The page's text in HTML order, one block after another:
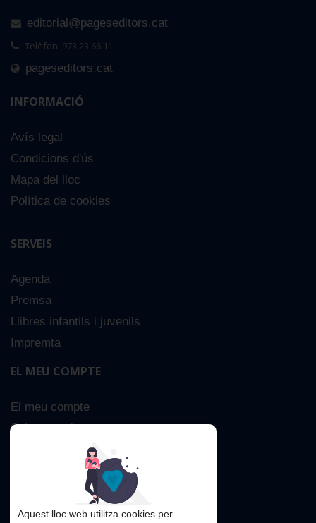
editorial@pageseditors.cat
Telèfon: 973 23 66 11
pageseditors.cat
INFORMACIÓ
Avís legal
Condicions d'ús
Mapa del lloc
Política de cookies
SERVEIS
Agenda
Premsa
Llibres infantils i juvenils
Impremta
EL MEU COMPTE
El meu compte
Sobre nosaltres
Cerca Avançada
Aquest lloc web utilitza cookies per